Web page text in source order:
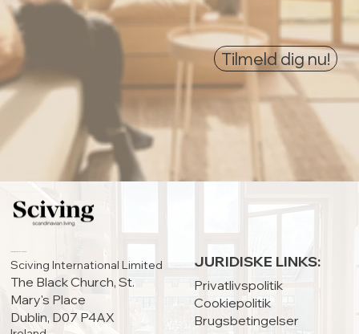
Tilmeld dig nu!
HOVEDKONTOR:
Sciving International Limited
The Black Church, St.
Mary's Place
Dublin, D07 P4AX
JURIDISKE LINKS:
Privatlivspolitik
Cookiepolitik
Brugsbetingelser